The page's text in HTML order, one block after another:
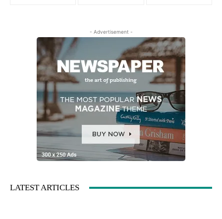
- Advertisement -
LATEST ARTICLES